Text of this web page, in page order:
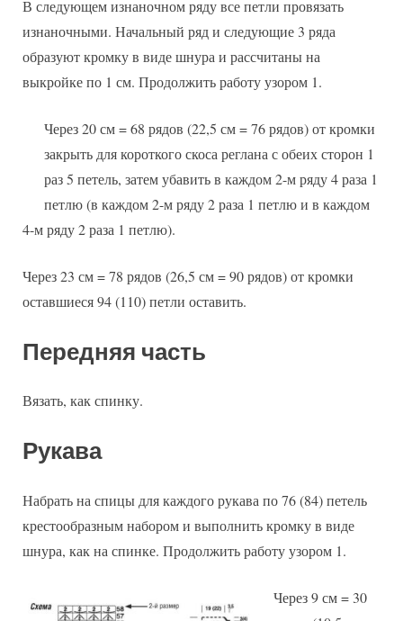
В следующем изнаночном ряду все петли провязать
изнаночными. Начальный ряд и следующие 3 ряда
образуют кромку в виде шнура и рассчитаны на
выкройке по 1 см. Продолжить работу узором 1.
Через 20 см = 68 рядов (22,5 см = 76 рядов) от кромки
закрыть для короткого скоса реглана с обеих сторон 1
раз 5 петель, затем убавить в каждом 2-м ряду 4 раза 1
петлю (в каждом 2-м ряду 2 раза 1 петлю и в каждом
4-м ряду 2 раза 1 петлю).
Через 23 см = 78 рядов (26,5 см = 90 рядов) от кромки
оставшиеся 94 (110) петли оставить.
Передняя часть
Вязать, как спинку.
Рукава
Набрать на спицы для каждого рукава по 76 (84) петель
крестообразным набором и выполнить кромку в виде
шнура, как на спинке. Продолжить работу узором 1.
Через 9 см = 30